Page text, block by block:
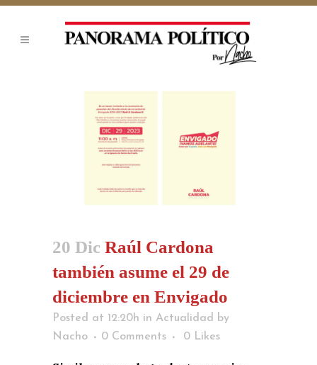
20 Dic Raúl Cardona
también asume el 29 de
diciembre en Envigado
Posted at 12:20h in Actualidad
by
Nacho
0 Comments 0 Likes